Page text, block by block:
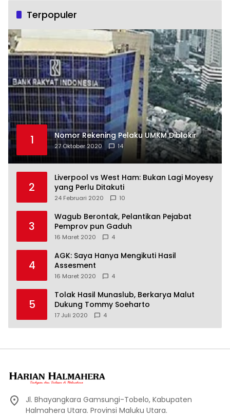
Terpopuler
1 Nomor Rekening Pelaku UMKM Diblokir
27 Oktober 2020 14
2
Liverpool vs West Ham: Bukan Lagi Moyesy
yang Perlu Ditakuti
24 Februari 2020 10
3
Wagub Berontak, Pelantikan Pejabat
Pemprov pun Gaduh
16 Maret 2020 4
4
AGK: Saya Hanya Mengikuti Hasil
Assesment
16 Maret 2020 4
5
Tolak Hasil Munaslub, Berkarya Malut
Dukung Tommy Soeharto
17 Juli 2020 4
Jl. Bhayangkara Gamsungi-Tobelo, Kabupaten
Halmahera Utara. Provinsi Maluku Utara.